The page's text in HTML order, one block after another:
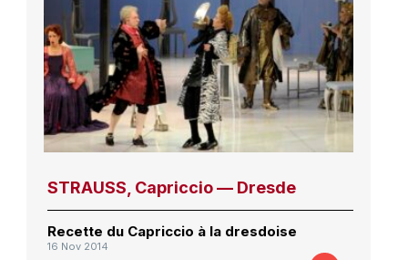
STRAUSS, Capriccio — Dresde
Recette du Capriccio à la dresdoise
16 Nov 2014